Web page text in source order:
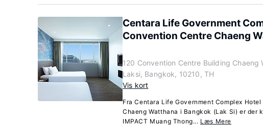
Centara Life Government
Convention Centre Chaeng
120 Convention Centre Building Chaeng
Laksi, Bangkok, 10210, TH
Vis kort
Fra Centara Life Government Complex
Chaeng Watthana i Bangkok (Lak Si) er der
IMPACT Muang Thong... Læs Mere